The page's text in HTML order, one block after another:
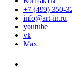
+7 (499) 350-
info@art-in.ru
youtube
vk
Max